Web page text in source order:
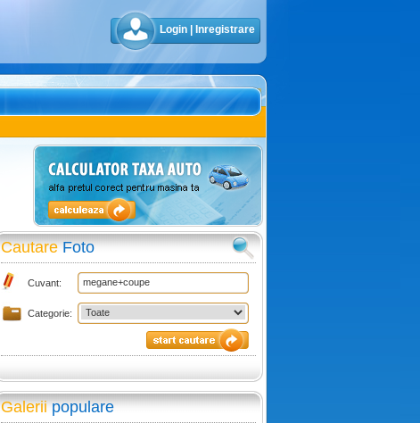
Login Inregistrare
CautareFoto
Cuvant:
Categorie:
Galeriipopulare